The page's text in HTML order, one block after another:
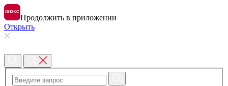
Продолжить в приложении
Открыть